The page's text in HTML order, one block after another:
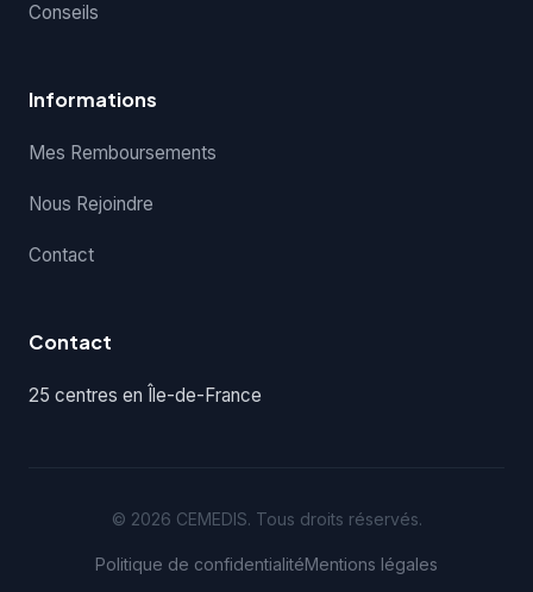
Conseils
Informations
Mes Remboursements
Nous Rejoindre
Contact
Contact
25 centres en Île-de-France
© 2026 CEMEDIS. Tous droits réservés.
Politique de confidentialitéMentions légales